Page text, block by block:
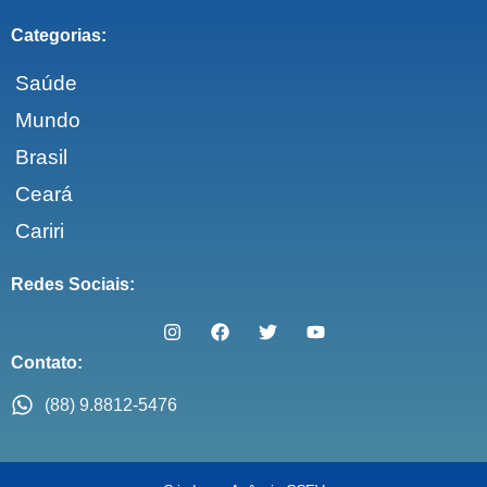
Categorias:
Saúde
Mundo
Brasil
Ceará
Cariri
Redes Sociais:
Contato:
(88) 9.8812-5476